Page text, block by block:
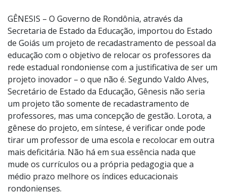
GÊNESIS – O Governo de Rondônia, através da
Secretaria de Estado da Educação, importou do Estado
de Goiás um projeto de recadastramento de pessoal da
educação com o objetivo de relocar os professores da
rede estadual rondoniense com a justificativa de ser um
projeto inovador – o que não é. Segundo Valdo Alves,
Secretário de Estado da Educação, Gênesis não seria
um projeto tão somente de recadastramento de
professores, mas uma concepção de gestão. Lorota, a
gênese do projeto, em síntese, é verificar onde pode
tirar um professor de uma escola e recolocar em outra
mais deficitária. Não há em sua essência nada que
mude os currículos ou a própria pedagogia que a
médio prazo melhore os índices educacionais
rondonienses.